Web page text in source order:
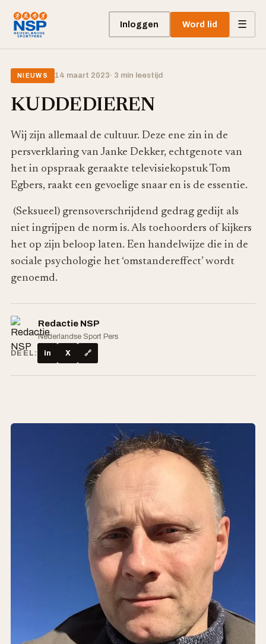
Inloggen Word lid ☰
NIEUWS 14 maart 2023· 3 min leestijd
KUDDEDIEREN
Wij zijn allemaal de cultuur. Deze ene zin in de
persverklaring van Janke Dekker, echtgenote van
het in opspraak geraakte televisiekopstuk Tom
Egbers, raakt een gevoelige snaar en is de essentie.
(Seksueel) grensoverschrijdend gedrag gedijt als
niet ingrijpen de norm is. Als toehoorders of kijkers
het op zijn beloop laten. Een handelwijze die in de
sociale psychologie het ‘omstandereffect’ wordt
genoemd.
Redactie NSP
Nederlandse Sport Pers
DEEL:
in X 🔗